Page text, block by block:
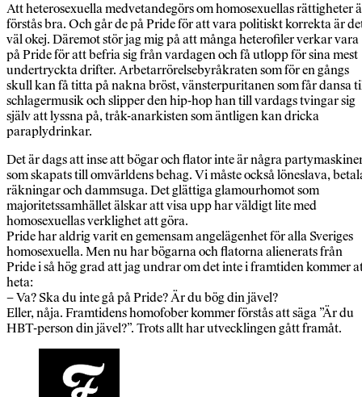
Att heterosexuella medvetandegörs om homosexuellas rättigheter
förstås bra. Och går de på Pride för att vara politiskt korrekta är
väl okej. Däremot stör jag mig på att många heterofiler verkar vara
på Pride för att befria sig från vardagen och få utlopp för sina mest
undertryckta drifter. Arbetarrörelsebyråkraten som för en gångs
skull kan få titta på nakna bröst, vänsterpuritanen som får dansa
schlagermusik och slipper den hip-hop han till vardags tvingar sig
själv att lyssna på, tråk-anarkisten som äntligen kan dricka
paraplydrinkar.
Det är dags att inse att bögar och flator inte är några
som skapats till omvärldens behag. Vi måste också löneslava,
räkningar och dammsuga. Det glättiga glamourhomot som
majoritetssamhället älskar att visa upp har väldigt lite med
homosexuellas verklighet att göra.
Pride har aldrig varit en gemensam angelägenhet för alla Sveriges
homosexuella. Men nu har bögarna och flatorna alienerats från
Pride i så hög grad att jag undrar om det inte i framtiden kommer
heta:
– Va? Ska du inte gå på Pride? Är du bög din jävel?
Eller, nåja. Framtidens homofober kommer förstås att säga ”Är du
HBT-person din jävel?”. Trots allt har utvecklingen gått framåt.